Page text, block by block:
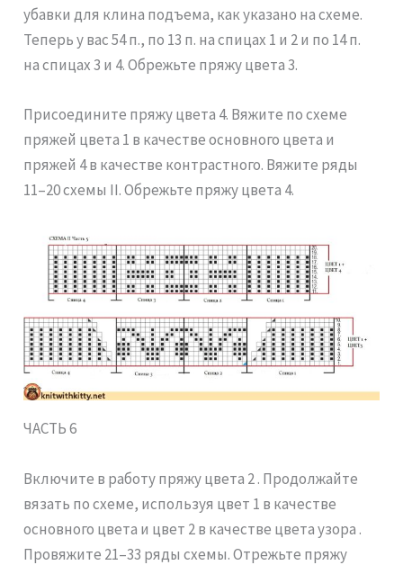
убавки для клина подъема, как указано на схеме.
Теперь у вас 54 п., по 13 п. на спицах 1 и 2 и по 14 п.
на спицах 3 и 4. Обрежьте пряжу цвета 3.
Присоедините пряжу цвета 4. Вяжите по схеме
пряжей цвета 1 в качестве основного цвета и
пряжей 4 в качестве контрастного. Вяжите ряды
11–20 схемы II. Обрежьте пряжу цвета 4.
ЧАСТЬ 6
Включите в работу пряжу цвета 2 . Продолжайте
вязать по схеме, используя цвет 1 в качестве
основного цвета и цвет 2 в качестве цвета узора .
Провяжите 21–33 ряды схемы. Отрежьте пряжу